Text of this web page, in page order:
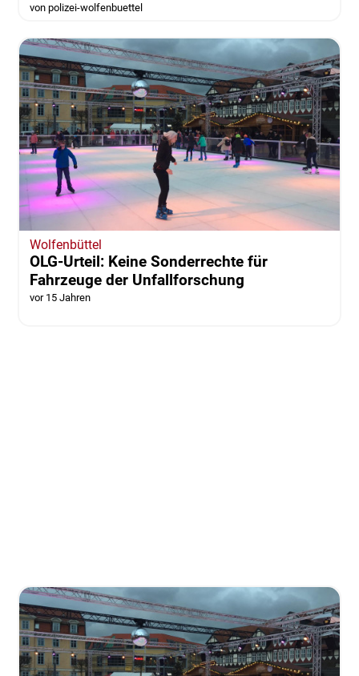
von polizei-wolfenbuettel
Wolfenbüttel
OLG-Urteil: Keine Sonderrechte für
Fahrzeuge der Unfallforschung
vor 15 Jahren